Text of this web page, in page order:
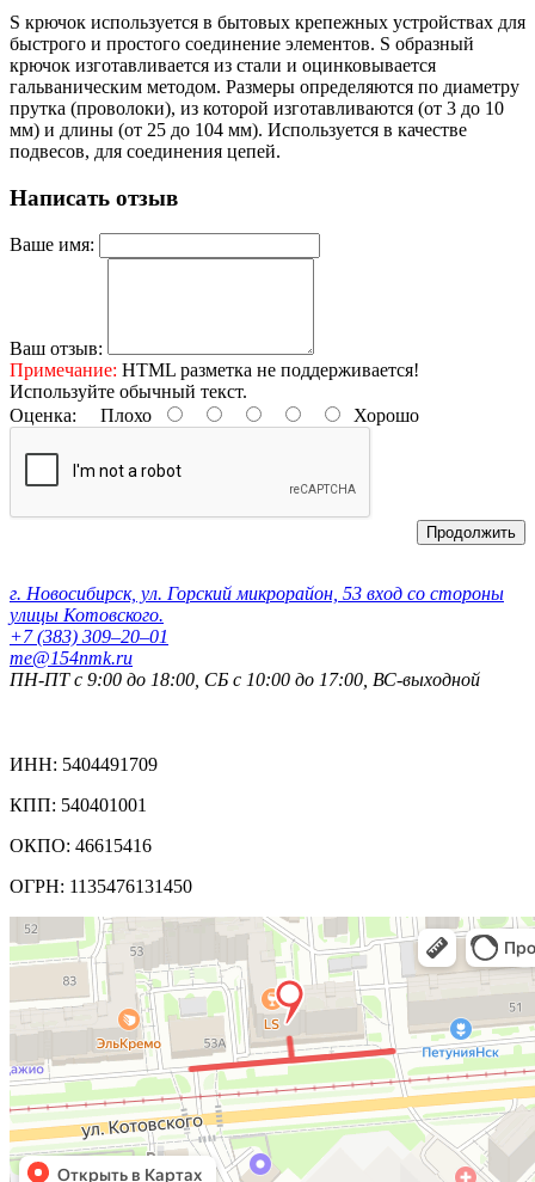
S крючок используется в бытовых крепежных устройствах для
быстрого и простого соединение элементов. S образный
крючок изготавливается из стали и оцинковывается
гальваническим методом. Размеры определяются по диаметру
прутка (проволоки), из которой изготавливаются (от 3 до 10
мм) и длины (от 25 до 104 мм). Используется в качестве
подвесов, для соединения цепей.
Написать отзыв
Ваше имя:
Ваш отзыв:
Примечание: HTML разметка не поддерживается!
Используйте обычный текст.
Оценка: Плохо Хорошо
Продолжить
г. Новосибирск, ул. Горский микрорайон, 53 вход со стороны
улицы Котовского.
+7 (383) 309‒20‒01
me@154nmk.ru
ПН-ПТ с 9:00 до 18:00, СБ с 10:00 до 17:00, ВС-выходной
ИНН: 5404491709
КПП: 540401001
ОКПО: 46615416
ОГРН: 1135476131450